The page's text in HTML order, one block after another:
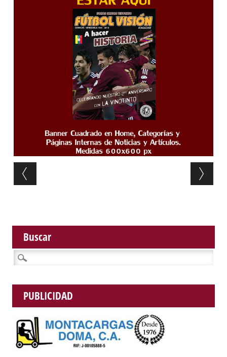
Post navigation
Buscar
Buscar:
PUBLICIDAD